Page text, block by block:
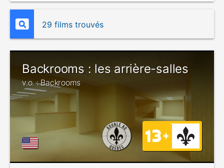
29 films trouvés
Backrooms : les arrière-salles
v.o. : Backrooms